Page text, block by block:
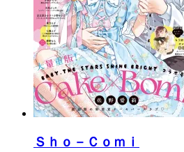
Ｓｈｏ－Ｃｏｍｉ